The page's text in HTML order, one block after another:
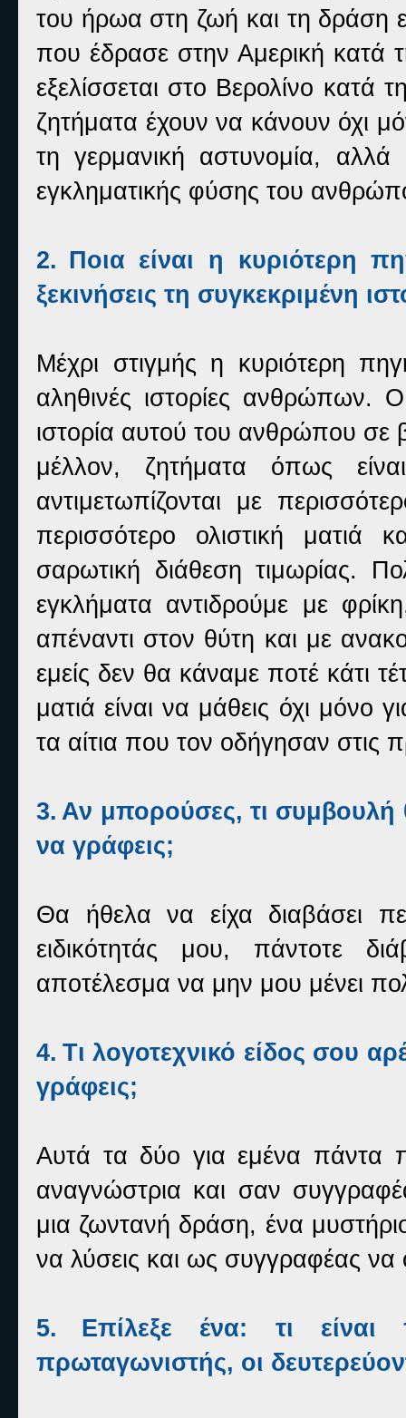
του ήρωα στη ζωή και τη δράση
που έδρασε στην Αμερική κατά
εξελίσσεται στο Βερολίνο κατά
ζητήματα έχουν να κάνουν όχι
τη γερμανική αστυνομία,
εγκληματικής φύσης του
2. Ποια είναι η κυριότερη
ξεκινήσεις τη συγκεκριμένη
Μέχρι στιγμής η κυριότερη
αληθινές ιστορίες
ιστορία αυτού του ανθρώπου σε
μέλλον, ζητήματα όπως
αντιμετωπίζονται με
περισσότερο ολιστική
σαρωτική διάθεση τιμωρίας.
εγκλήματα αντιδρούμε με
απέναντι στον θύτη και με
εμείς δεν θα κάναμε ποτέ κάτι
ματιά είναι να μάθεις όχι μόνο
τα αίτια που τον οδήγησαν στις
3. Αν μπορούσες, τι συμβουλή
να γράφεις;
Θα ήθελα να είχα διαβάσει
ειδικότητάς μου, πάντοτε
αποτέλεσμα να μην μου μένει
4. Τι λογοτεχνικό είδος σου
γράφεις;
Αυτά τα δύο για εμένα πάντα
αναγνώστρια και σαν
μια ζωντανή δράση, ένα
να λύσεις και ως συγγραφέας να
5.
Επίλεξε ένα: τι
πρωταγωνιστής, οι